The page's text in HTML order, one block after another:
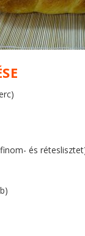
és